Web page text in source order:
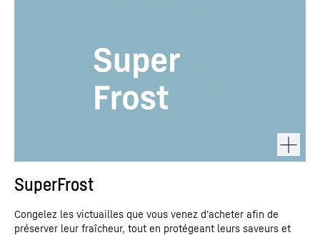
SuperFrost
Congelez les victuailles que vous venez d’acheter afin de
préserver leur fraîcheur, tout en protégeant leurs saveurs et